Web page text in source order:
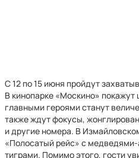
С 12 по 15 июня пройдут
В кинопарке «Москино»
главными героями станут
также ждут фокусы,
и другие номера. В
«Полосатый рейс» с
тиграми. Помимо этого, гости